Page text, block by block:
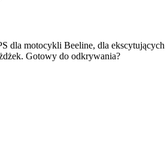
dla motocykli Beeline, dla ekscytujących
Gotowy do odkrywania?